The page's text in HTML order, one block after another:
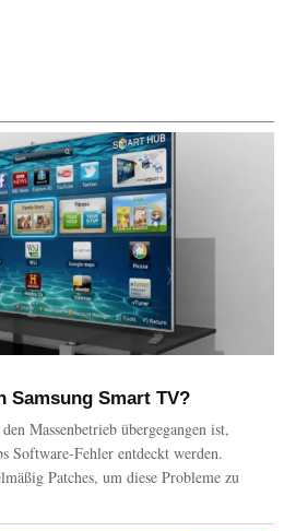
Samsung Smart TV?
Massenbetrieb übergegangen ist,
Software-Fehler entdeckt werden.
Patches, um diese Probleme zu